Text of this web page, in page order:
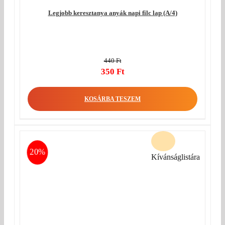
Legjobb keresztanya anyák napi filc lap (A/4)
440Ft
Original
was:
350 Ft
price
KOSÁRBA TESZEM
20%
Kívánságlistára